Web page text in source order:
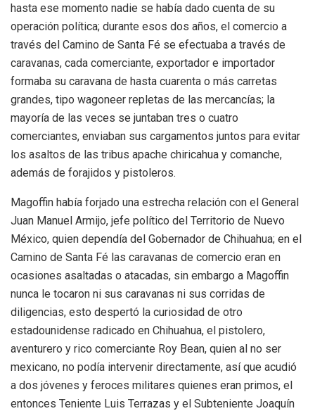
hasta ese momento nadie se había dado cuenta de su
operación política; durante esos dos años, el comercio a
través del Camino de Santa Fé se efectuaba a través de
caravanas, cada comerciante, exportador e importador
formaba su caravana de hasta cuarenta o más carretas
grandes, tipo wagoneer repletas de las mercancías; la
mayoría de las veces se juntaban tres o cuatro
comerciantes, enviaban sus cargamentos juntos para evitar
los asaltos de las tribus apache chiricahua y comanche,
además de forajidos y pistoleros.
Magoffin había forjado una estrecha relación con el General
Juan Manuel Armijo, jefe político del Territorio de Nuevo
México, quien dependía del Gobernador de Chihuahua; en el
Camino de Santa Fé las caravanas de comercio eran en
ocasiones asaltadas o atacadas, sin embargo a Magoffin
nunca le tocaron ni sus caravanas ni sus corridas de
diligencias, esto despertó la curiosidad de otro
estadounidense radicado en Chihuahua, el pistolero,
aventurero y rico comerciante Roy Bean, quien al no ser
mexicano, no podía intervenir directamente, así que acudió
a dos jóvenes y feroces militares quienes eran primos, el
entonces Teniente Luis Terrazas y el Subteniente Joaquín